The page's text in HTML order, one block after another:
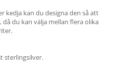
kedja kan du designa den så att
du kan välja mellan flera olika
sterlingsilver.